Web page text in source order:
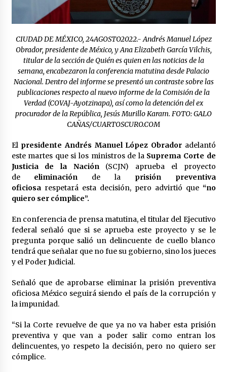
Laura Itzel Castillo será la nueva secretaria de
las Mujeres, anuncia Sheinbaum
2 meses atrás
Sheinbaum descarta reunión entre CNTE y
Segob: «ya dimos nuestras propuestas»
2 meses atrás
Zar antidrogas de EE.UU.: “vamos por los
políticos mexicanos que protegen al narco”
2 meses atrás
Trump anuncia acuerdo con Irán y el fin de
operaciones militares entre ambos países
2 meses atrás
Trump asegura que barcos cargados de
petróleo están empezando a salir de Ormuz
México libraría posible arancel de EE.UU. en
85% de sus exportaciones
2 meses atrás
CIUDAD DE MÉXICO, 24AGOSTO2022.- Andrés Manuel López
Obrador, presidente de México, y Ana Elizabeth García Vilchis,
titular de la sección de Quién es quien en las noticias de la
semana, encabezaron la conferencia matutina desde Palacio
Nacional. Dentro del informe se presentó un contraste sobre las
publicaciones respecto al nuevo informe de la Comisión de la
Verdad (COVAJ-Ayotzinapa), así como la detención del ex
procurador de la República, Jesús Murillo Karam. FOTO: GALO
CAÑAS/CUARTOSCURO.COM
El presidente Andrés Manuel López Obrador adelantó
este martes que si los ministros de la Suprema Corte de
Justicia de la Nación(SCJN) aprueba el proyecto
de eliminación de la prisión preventiva
oficiosarespetará esta decisión, pero advirtió que “no
quiero ser cómplice”.
En conferencia de prensa matutina, el titular del Ejecutivo
federal señaló que si se aprueba este proyecto y se le
pregunta porque salió un delincuente de cuello blanco
tendrá que señalar que no fue su gobierno, sino los jueces
y el Poder Judicial.
Señaló que de aprobarse eliminar la prisión preventiva
oficiosa México seguirá siendo el país de la corrupción y
la impunidad.
“Si la Corte revuelve de que ya no va haber esta prisión
preventiva y que van a poder salir como entran los
delincuentes, yo respeto la decisión, pero no quiero ser
cómplice.